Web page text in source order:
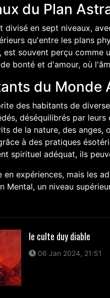
du Plan
divisé en sept niveaux,
qu'entre les plans
souvent perçu comme
bonté et d'amour, où
du Monde
des habitants de
déséquilibrés par
de la nature, des anges,
à des pratiques
spirituel adéquat, ils
en expériences, mais les
Mental, un niveau
le culte duy diable
06 Jan 2024, 21:51